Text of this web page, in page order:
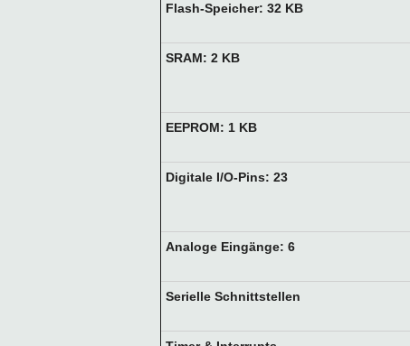
Flash-Speicher: 32 KB
SRAM: 2 KB
EEPROM: 1 KB
Digitale I/O-Pins: 23
Analoge Eingänge: 6
Serielle Schnittstellen